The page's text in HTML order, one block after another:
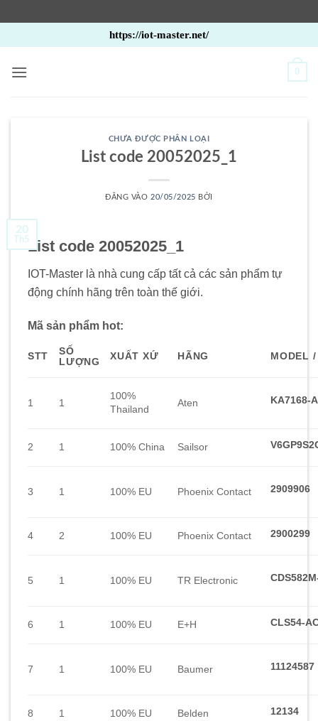
qua
nội
https://iot-master.net/
0
CHƯA ĐƯỢC PHÂN LOẠI
List code 20052025_1
ĐĂNG VÀO 20/05/2025 BỞI
20
Th5List code 20052025_1
IOT-Master là nhà cung cấp tất cả các sản phẩm tự
động chính hãng trên toàn thế giới.
Mã sản phẩm hot:
STT
SỐ
LƯỢNG
XUẤT XỨ HÃNG MODEL
1 1
100%
Thailand
Aten KA7168-
2 1 100% China Sailsor
3 1 100% EU Phoenix Contact 2909906
4 2 100% EU Phoenix Contact 2900299
5 1 100% EU TR Electronic
6 1 100% EU E+H CLS54-
7 1 100% EU Baumer 11124587
8 1 100% EU Belden 12134